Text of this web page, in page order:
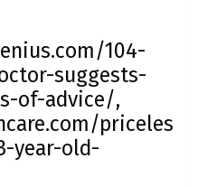
104-
suggests-
of-advice/,
priceles
year-old-